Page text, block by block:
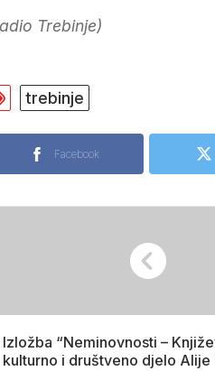
Trebinje)
trebinje
Facebook
Izložba “Neminovnosti –
kulturno i društveno djelo Alije